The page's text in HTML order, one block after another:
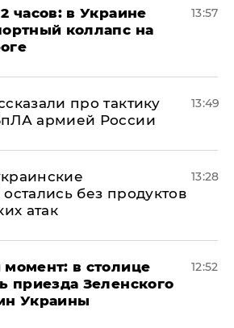
часов: в Украине
коллапс на
13:57
про тактику
армией России
13:49
без продуктов
атак
13:28
момент: в столице
приезда Зеленского
Украины
12:52